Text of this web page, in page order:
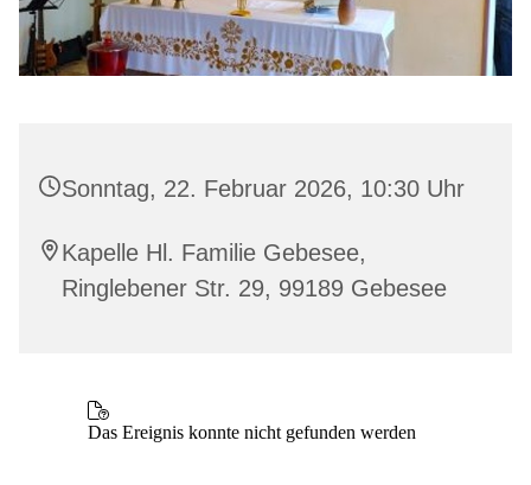
Sonntag, 22. Februar 2026, 10:30 Uhr
Kapelle Hl. Familie Gebesee,
Ringlebener Str. 29, 99189 Gebesee